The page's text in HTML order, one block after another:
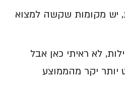
יש מקומות שקשה למצוא
לא ראיתי כאן אבל
יותר יקר מהממוצע